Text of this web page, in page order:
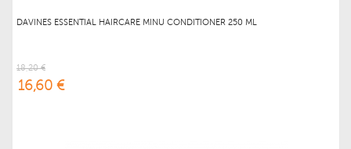
DAVINES ESSENTIAL HAIRCARE MINU CONDITIONER 250 ML
18,20 €
16,60 €